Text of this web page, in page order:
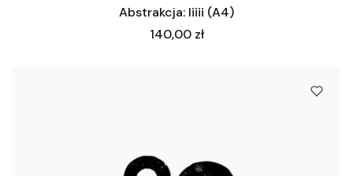
Abstrakcja: Iiiii (A4)
Cena
140,00 zł